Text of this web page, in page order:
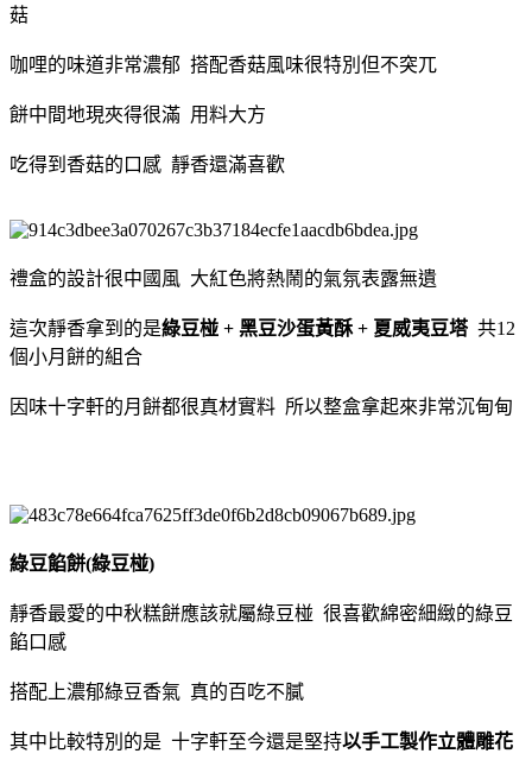
菇
咖哩的味道非常濃郁 搭配香菇風味很特別但不突兀
餅中間地現夾得很滿 用料大方
吃得到香菇的口感 靜香還滿喜歡
禮盒的設計很中國風 大紅色將熱鬧的氣氛表露無遺
這次靜香拿到的是綠豆椪 + 黑豆沙蛋黃酥 + 夏威夷豆塔 共12
個小月餅的組合
因味十字軒的月餅都很真材實料 所以整盒拿起來非常沉甸甸
綠豆餡餅(綠豆椪)
靜香最愛的中秋糕餅應該就屬綠豆椪 很喜歡綿密細緻的綠豆
餡口感
搭配上濃郁綠豆香氣 真的百吃不膩
其中比較特別的是 十字軒至今還是堅持以手工製作立體雕花